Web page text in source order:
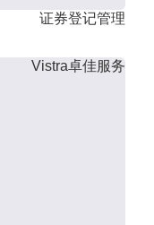
证券登记管理
Vistra卓佳服务